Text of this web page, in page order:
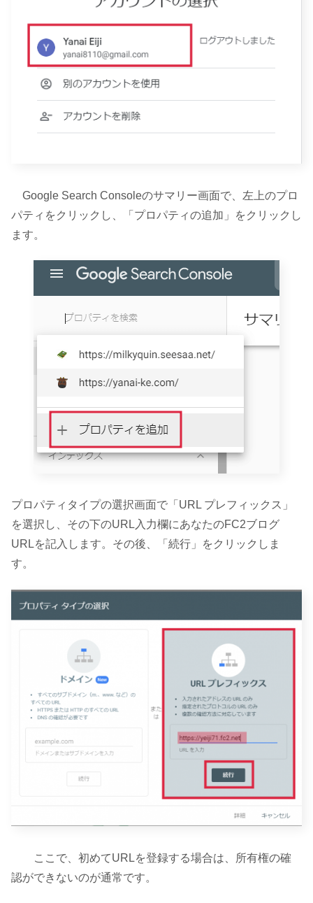
Google Search Consoleのサマリー画面で、左上のプロ
パティをクリックし、「プロパティの追加」をクリックし
ます。
プロパティタイプの選択画面で「URL プレフィックス」
を選択し、その下のURL入力欄にあなたのFC2ブログ
URLを記入します。その後、「続行」をクリックしま
す。
ここで、初めてURLを登録する場合は、所有権の確
認ができないのが通常です。